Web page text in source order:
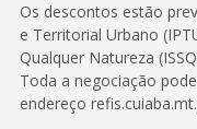
Os descontos estão
e Territorial Urbano
Qualquer Natureza
Toda a negociação
endereço